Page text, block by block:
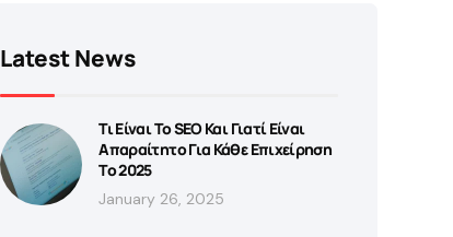
Latest News
Τι Είναι Το SEO Και Γιατί Είναι
Απαραίτητο Για Κάθε Επιχείρηση
Το 2025
January 26, 2025